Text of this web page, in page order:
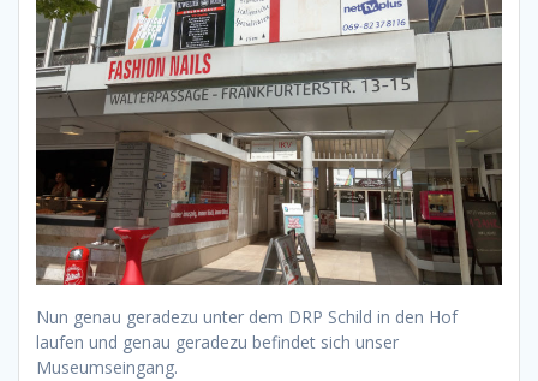
Nun genau geradezu unter dem DRP Schild in den Hof
laufen und genau geradezu befindet sich unser
Museumseingang.